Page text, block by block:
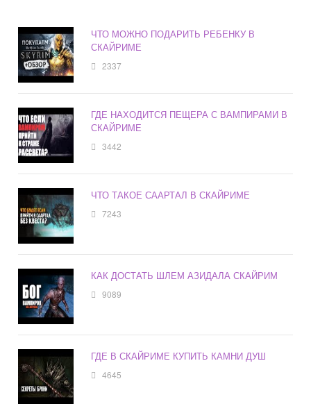
ЧТО МОЖНО ПОДАРИТЬ РЕБЕНКУ В
СКАЙРИМЕ
2337
ГДЕ НАХОДИТСЯ ПЕЩЕРА С ВАМПИРАМИ В
СКАЙРИМЕ
3442
ЧТО ТАКОЕ СААРТАЛ В СКАЙРИМЕ
7243
КАК ДОСТАТЬ ШЛЕМ АЗИДАЛА СКАЙРИМ
9089
ГДЕ В СКАЙРИМЕ КУПИТЬ КАМНИ ДУШ
4645